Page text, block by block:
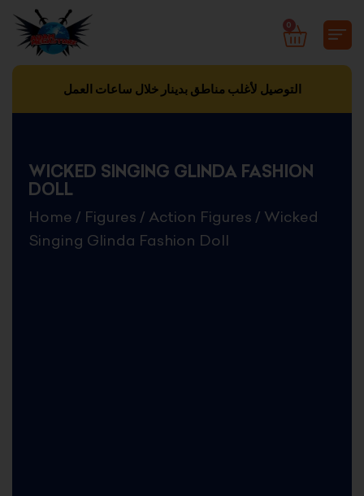
content
0
CART
التوصيل لأغلب مناطق بدينار خلال ساعات العمل
WICKED SINGING GLINDA FASHION
DOLL
Home / Figures / Action Figures / Wicked
Singing Glinda Fashion Doll